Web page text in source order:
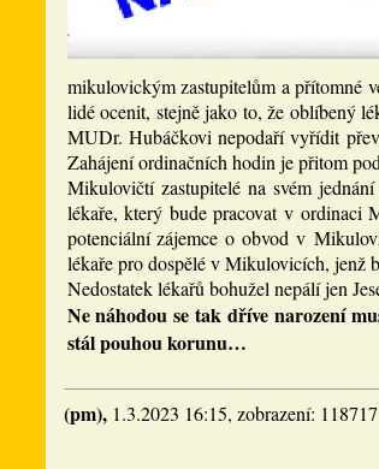
mikulovickým zastupitelům a přítomné
lidé ocenit, stejně jako to, že oblíbený
MUDr. Hubáčkovi nepodaří vyřídit
Zahájení ordinačních hodin je přitom
Mikulovičtí zastupitelé na svém
lékaře, který bude pracovat v ordinaci
potenciální zájemce o obvod v
lékaře pro dospělé v Mikulovicích, jenž
Nedostatek lékařů bohužel nepálí jen
Ne náhodou se tak dříve narození
stál pouhou korunu…
(pm), 1.3.2023 16:15, zobrazení: 118717